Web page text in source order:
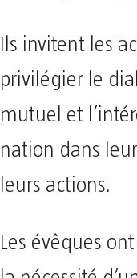
Ils invitent les
privilégier le
mutuel et
nation dans
leurs actions.
Les évêques